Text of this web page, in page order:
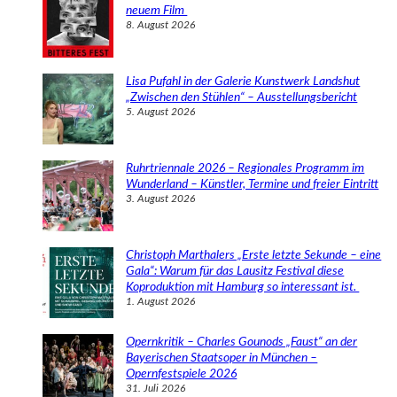
neuem Film
8. August 2026
Lisa Pufahl in der Galerie Kunstwerk Landshut
„Zwischen den Stühlen“ – Ausstellungsbericht
5. August 2026
Ruhrtriennale 2026 – Regionales Programm im
Wunderland – Künstler, Termine und freier Eintritt
3. August 2026
Christoph Marthalers „Erste letzte Sekunde – eine
Gala“: Warum für das Lausitz Festival diese
Koproduktion mit Hamburg so interessant ist.
1. August 2026
Opernkritik – Charles Gounods „Faust“ an der
Bayerischen Staatsoper in München –
Opernfestspiele 2026
31. Juli 2026